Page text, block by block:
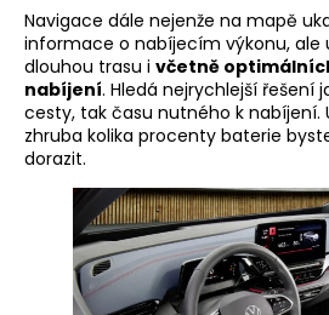
Navigace dále nejenže na mapě
informace o nabíjecím výkonu, ale
dlouhou trasu i včetně
nabíjení. Hledá nejrychlejší řešení
cesty, tak času nutného k nabíjení.
zhruba kolika procenty baterie
dorazit.